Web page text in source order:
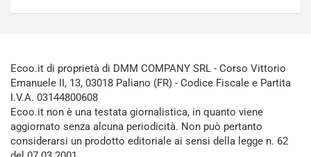
Ecoo.it di proprietà di DMM COMPANY SRL - Corso Vittorio
Emanuele II, 13, 03018 Paliano (FR) - Codice Fiscale e Partita
I.V.A. 03144800608
Ecoo.it non è una testata giornalistica, in quanto viene
aggiornato senza alcuna periodicità. Non può pertanto
considerarsi un prodotto editoriale ai sensi della legge n. 62